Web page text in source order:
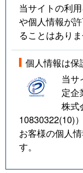
当サイトの利
や個人情報が
ることはありま
個人情報は保
当サ
定企
株式
10830322(10)
お客様の個人
す。